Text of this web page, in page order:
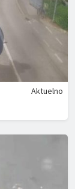
Aktuelno